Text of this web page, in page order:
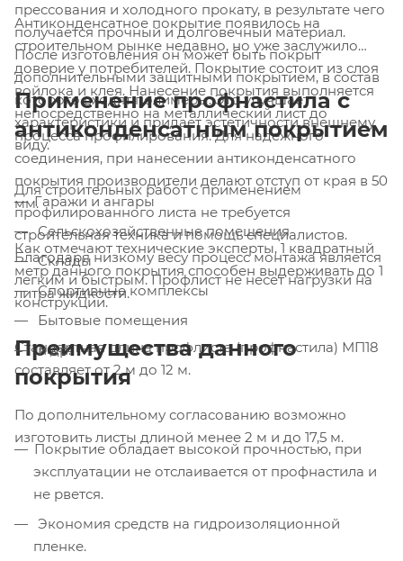
прессования и холодного прокату, в результате чего
получается прочный и долговечный материал.
После изготовления он может быть покрыт
дополнительными защитными покрытием, в состав
которого входят полимеры. Это улучшает
характеристики и придает эстетичности внешнему
виду.
Для строительных работ с применением
профилированного листа не требуется
строительная техника и помощь специалистов.
Благодаря низкому весу процесс монтажа является
легким и быстрым. Профлист не несет нагрузки на
конструкции.
Стандартная длина профлиста (профнастила) МП18
составляет от 2 м до 12 м.
По дополнительному согласованию возможно
изготовить листы длиной менее 2 м и до 17,5 м.
Антиконденсатное покрытие появилось на
строительном рынке недавно, но уже заслужило
доверие у потребителей. Покрытие состоит из слоя
войлока и клея. Нанесение покрытия выполняется
непосредственно на металлический лист до
процесса профилирования. Для надежного
соединения, при нанесении антиконденсатного
покрытия производители делают отступ от края в 50
мм.
Как отмечают технические эксперты, 1 квадратный
метр данного покрытия способен выдерживать до 1
литра жидкости.
Применение профнастила с
антиконденсатным покрытием
Гаражи и ангары
Сельскохозяйственные помещения
Склады
Спортивные комплексы
Бытовые помещения
и др.
Преимущества данного
покрытия
Покрытие обладает высокой прочностью, при
эксплуатации не отслаивается от профнастила и
не рвется.
Экономия средств на гидроизоляционной
пленке.